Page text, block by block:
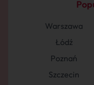
Warszawa
Łódź
Poznań
Szczecin